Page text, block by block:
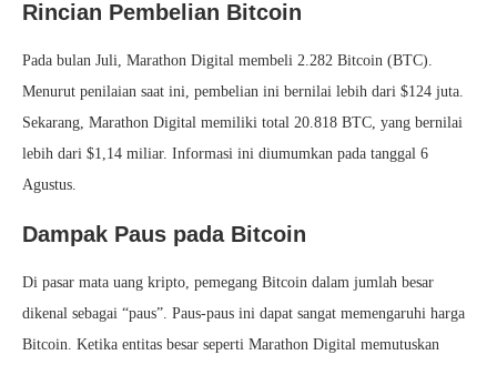
Rincian Pembelian Bitcoin
Pada bulan Juli, Marathon Digital membeli 2.282 Bitcoin (BTC).
Menurut penilaian saat ini, pembelian ini bernilai lebih dari $124 juta.
Sekarang, Marathon Digital memiliki total 20.818 BTC, yang bernilai
lebih dari $1,14 miliar. Informasi ini diumumkan pada tanggal 6
Agustus.
Dampak Paus pada Bitcoin
Di pasar mata uang kripto, pemegang Bitcoin dalam jumlah besar
dikenal sebagai “paus”. Paus-paus ini dapat sangat memengaruhi harga
Bitcoin. Ketika entitas besar seperti Marathon Digital memutuskan